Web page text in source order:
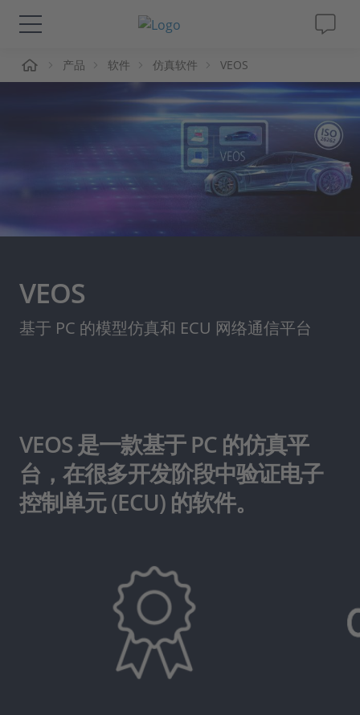
解决方案&产品
人才招聘
产品 软件 仿真软件 VEOS
VEOS
基于 PC 的模型仿真和 ECU 网络通信平台
VEOS 是一款基于 PC 的仿真平
台，在很多开发阶段中验证电子
控制单元 (ECU) 的软件。